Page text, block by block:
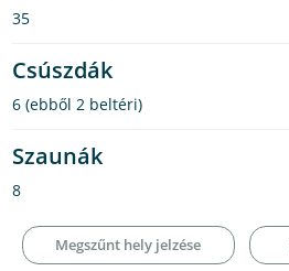
35
Csúszdák
6 (ebből 2 beltéri)
Szaunák
8
Megszűnt hely jelzése